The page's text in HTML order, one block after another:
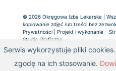
© 2026 Okręgowa Izba Lekarska |
kopiowanie zdjęć lub treści bez
Prywatności | Projekt i wykonanie -
Studio Graficzne
Serwis wykorzystuje pliki
zgodę na ich stosowanie.